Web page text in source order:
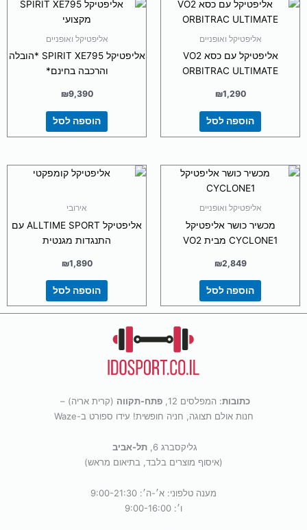
אליפטיקל ואופניים
אליפטיקל עם כסא VO2
ORBITRAC ULTIMATE
₪1,290
הוספה לסל
אליפטיקל ואופניים
אליפטיקל SPIRIT XE795 *הובלה
והרכבה בחינם*
₪9,390
הוספה לסל
אליפטיקל ואופניים
מכשיר כושר אליפטיקל
CYCLONE1 מבית VO2
₪2,849
הוספה לסל
אירובי
אליפטיקל ALLTIME SPORT עם
התנגדות מגנטית
₪1,890
הוספה לסל
כתובות: המפלסים 12, פתח-תקווה (קרית אריה) –
חנות אולם תצוגה, חניה חופשית! עידו ספורט ב-Waze
גליקסברג 6,
תל-אביב
(איסוף מוצרים בלבד, בתיאום מראש)
מענה טלפוני: א׳-ה׳: 9:00-21:30
ו׳: 9:00-16:00